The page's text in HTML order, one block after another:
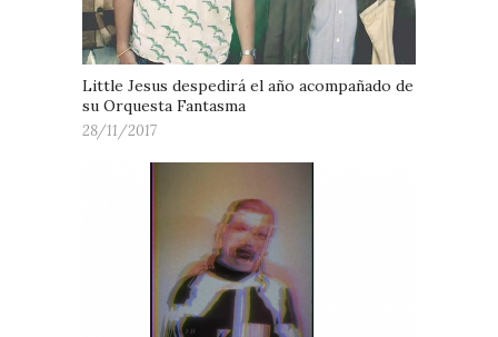
Little Jesus despedirá el año acompañado de
su Orquesta Fantasma
28/11/2017